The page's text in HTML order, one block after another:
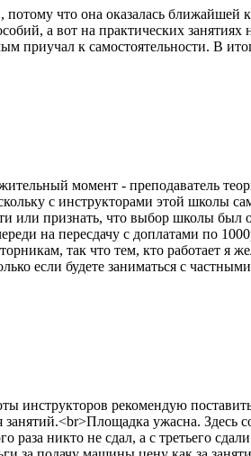
что она оказалась
а вот на практических
приучал к самостоятельности. В
момент - преподаватель
с инструкторами этой школы
или признать, что выбор школы
на пересдачу с доплатами по
так что тем, кто работает
если будете заниматься с
инструкторов рекомендую
ужасна.
раза никто не сдал, а с третьего